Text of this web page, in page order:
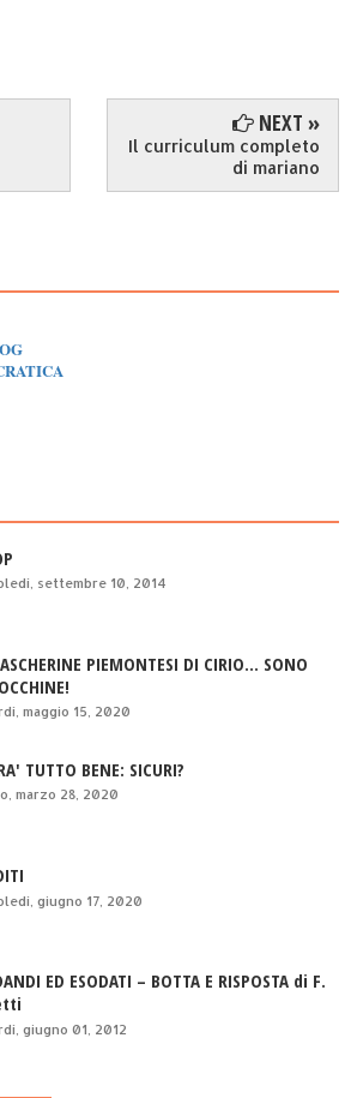
NEXT »
Il curriculum completo
di mariano
settembre 10, 2014
PIEMONTESI DI CIRIO... SONO
maggio 15, 2020
TUTTO BENE: SICURI?
marzo 28, 2020
giugno 17, 2020
ED ESODATI – BOTTA E RISPOSTA di F.
giugno 01, 2012